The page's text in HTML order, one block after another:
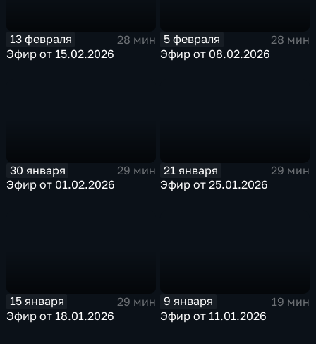
13 февраля
28 мин
Эфир от 15.02.2026
5 февраля
28 мин
Эфир от 08.02.2026
30 января
29 мин
Эфир от 01.02.2026
21 января
29 мин
Эфир от 25.01.2026
15 января
29 мин
Эфир от 18.01.2026
9 января
19 мин
Эфир от 11.01.2026